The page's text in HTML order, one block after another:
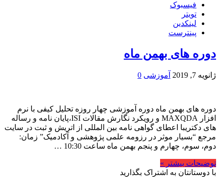
فیسبوک
تویتر
لینکدین
پینترست
دوره های بهمن ماه
ژانویه 7, 2019 آموزشی 0
دوره های بهمن ماه دوره آموزشی چهار روزه تحلیل کیفی با نرم
افزار MAXQDA و رویکرد نگارش مقالات ISI،پایان نامه و رساله
های دکتریبا اعطای گواهی نامه بین المللی از اتریش و ثبت در سایت
مرجع “بسیار موثر در رزومه علمی پژوهشی و آکادمیک” زمان:
دوم، سوم، چهارم و پنجم بهمن ماه ساعت 10:30 …
توضیحات بیشتر »
با دوستانتان به اشتراک بگذارید